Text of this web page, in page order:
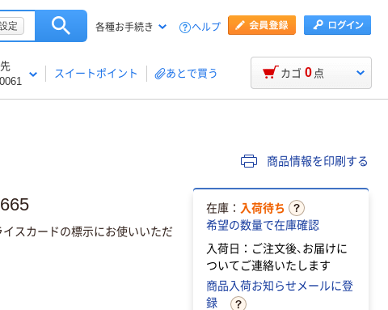
定 各種お手続き ヘルプ
スイートポイント あとで買う カゴ 0 点
商品情報を印刷する
スカードの標示にお使いいただ
在庫： 入荷待ち
希望の数量で在庫確認
入荷日：ご注文後、お届けに
ついてご連絡いたします
商品入荷お知らせメールに登
録